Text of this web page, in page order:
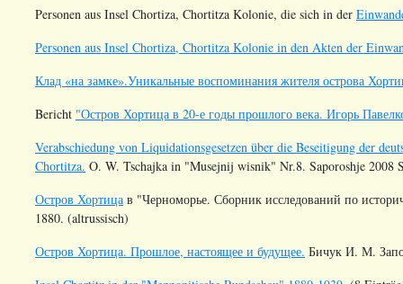
Personen aus Insel Chortiza, Chortitza Kolonie, die sich in der
Personen aus Insel Chortiza, Chortitza Kolonie in den Akten der
Клад «на замке».Уникальные воспоминания жителя острова
Bericht "Остров Хортица в 20-е годы прошлого века. Игорь
Verabschiedung von Liquidationsgesetzen über die Beseitigung der
Chortitza. O. W. Tschajka in "Musejnij wisnik" Nr.8. Saporoshje 2008
Остров Хортица в "Черноморье. Сборник исследований по
1880. (altrussisch)
Остров Хортица. Прошлое, настоящее и будущее. Бичук И. М.